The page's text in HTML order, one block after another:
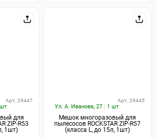
Арт. 29447
для
ZIP-R53
1шт)
Ул. А. Иванова, 27 : 1 шт
Арт. 29445
Мешок многоразовый для
пылесосов ROCKSTAR ZIP-R57
(класса L, до 15л, 1шт)